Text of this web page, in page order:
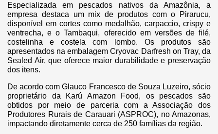
Especializada em pescados nativos da Amazônia, a
empresa destaca um mix de produtos com o Pirarucu,
disponível em cortes como medalhão, carpaccio, crispy e
ventrecha, e o Tambaqui, oferecido em versões de filé,
costelinha e costela com lombo. Os produtos são
apresentados na embalagem Cryovac Darfresh on Tray, da
Sealed Air, que oferece maior durabilidade e preservação
dos itens.
De acordo com Glauco Francesco de Souza Luzeiro, sócio
proprietário da Karú Amazon Food, os pescados são
obtidos por meio de parceria com a Associação dos
Produtores Rurais de Carauari (ASPROC), no Amazonas,
impactando diretamente cerca de 250 famílias da região.